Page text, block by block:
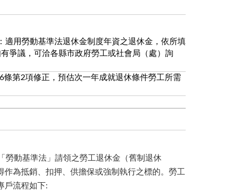
適用勞動基準法退休金制度年資之退休金，依所填
爭議，可洽各縣市政府勞工或社會局（處）詢
條第2項修正，預估次一年成就退休條件勞工
所需
勞動基準法」請領之勞工退休金（舊制退休
為抵銷、扣押、供擔保或強制執行之標的。勞工
戶流程如下: